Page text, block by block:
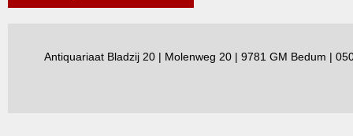
Antiquariaat Bladzij 20 | Molenweg 20 | 9781 GM Bedum |